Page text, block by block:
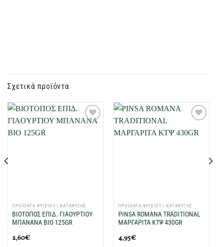
Σχετικά προϊόντα
ΠΡΟΪΟΝΤΑ ΨΥΓΕΙΟΥ / ΚΑΤΑΨΥΞΗΣ
ΒΙΟΤΟΠΟΣ EΠΙΔ. ΓIAOYPΤΙΟΥ
ΜΠΑΝΑΝΑ BIO 125GR
2,60€
στη Λίστα
ΠΡΟΪΟΝΤΑ ΨΥΓΕΙΟΥ / ΚΑΤΑΨΥΞΗΣ
PINSA ROMANA TRADITIONAL
ΜΑΡΓΑΡΙΤΑ ΚΤΨ 430GR
4,95€